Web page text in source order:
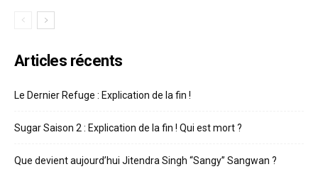
Articles récents
Le Dernier Refuge : Explication de la fin !
Sugar Saison 2 : Explication de la fin ! Qui est mort ?
Que devient aujourd’hui Jitendra Singh “Sangy” Sangwan ?